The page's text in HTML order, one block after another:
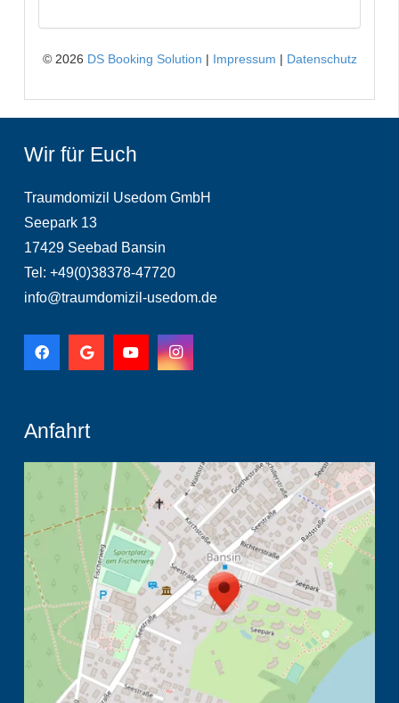
Wir für Euch
Traumdomizil Usedom GmbH
Seepark 13
17429 Seebad Bansin
Tel: +49(0)38378-47720
info@traumdomizil-usedom.de
Anfahrt